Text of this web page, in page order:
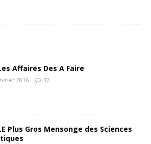
Affaires Des A Faire
2016 32
Plus Gros Mensonge des Sciences